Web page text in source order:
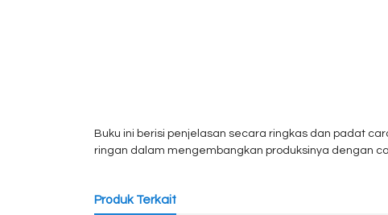
Buku ini berisi penjelasan secara ringkas dan padat
ringan dalam mengembangkan produksinya dengan
Produk Terkait